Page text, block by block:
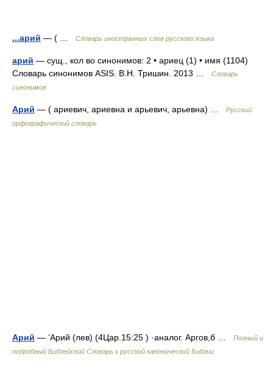
...арий — ( … Словарь иностранных слов русского языка
арий — сущ., кол во синонимов: 2 • ариец (1) • имя (1104)
Словарь синонимов ASIS. В.Н. Тришин. 2013 …
Словарь
синонимов
Арий — ( ариевич, ариевна и арьевич, арьевна) …
Русский
орфографический словарь
Арий — ’Арий (лев) (4Цар.15:25 ) ·аналог. Аргов,б …
Полный и
подробный Библейский Словарь к русской канонической Библии